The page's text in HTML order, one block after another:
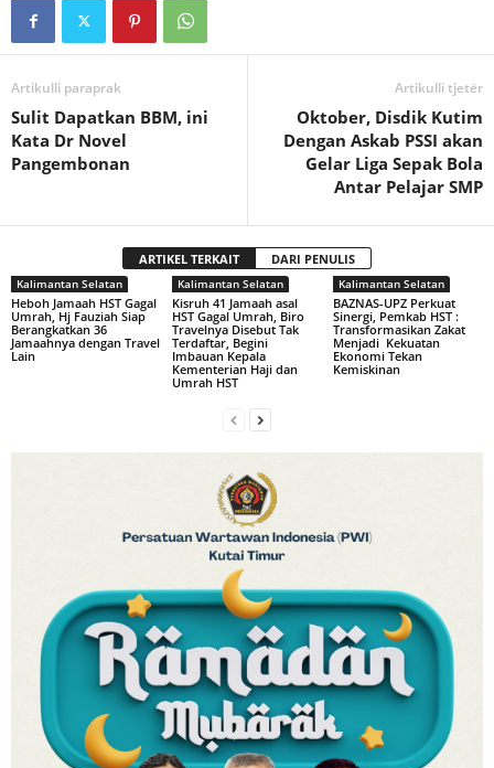
Artikulli paraprak
Sulit Dapatkan BBM, ini
Kata Dr Novel
Pangembonan
Artikulli tjetër
Oktober, Disdik Kutim
Dengan Askab PSSI akan
Gelar Liga Sepak Bola
Antar Pelajar SMP
ARTIKEL TERKAIT DARI PENULIS
Kalimantan Selatan
‎Heboh Jamaah HST Gagal
Umrah, ‎Hj Fauziah Siap
Berangkatkan 36
Jamaahnya dengan Travel
Lain
Kalimantan Selatan
Kisruh 41 Jamaah asal
HST Gagal ‎Umrah, Biro
Travelnya Disebut Tak
Terdaftar, Begini
Imbauan Kepala
‎Kementerian Haji dan
Umrah HST
Kalimantan Selatan
BAZNAS-UPZ Perkuat
Sinergi, Pemkab HST :
Transformasikan Zakat
Menjadi Kekuatan
Ekonomi Tekan
Kemiskinan